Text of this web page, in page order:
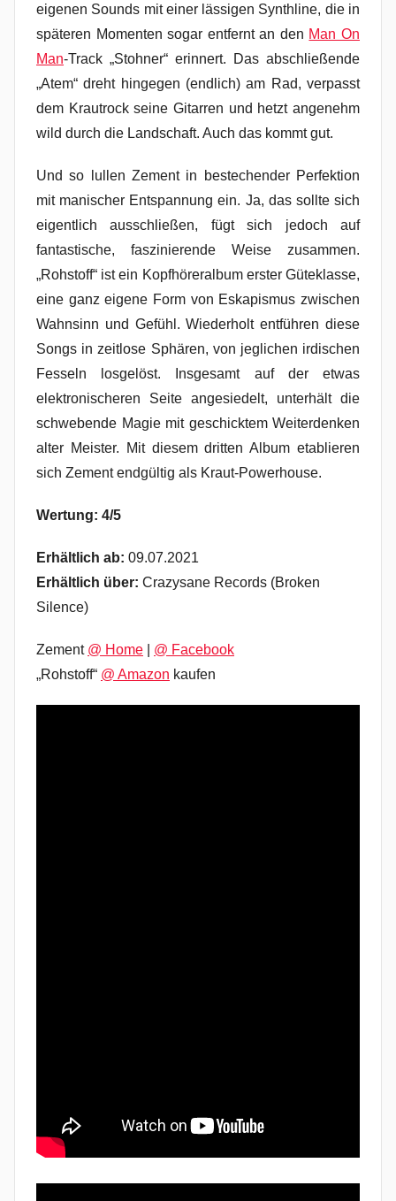
eigenen Sounds mit einer lässigen Synthline, die in
späteren Momenten sogar entfernt an den Man On
Man-Track „Stohner“ erinnert. Das abschließende
„Atem“ dreht hingegen (endlich) am Rad, verpasst
dem Krautrock seine Gitarren und hetzt angenehm
wild durch die Landschaft. Auch das kommt gut.
Und so lullen Zement in bestechender Perfektion
mit manischer Entspannung ein. Ja, das sollte sich
eigentlich ausschließen, fügt sich jedoch auf
fantastische, faszinierende Weise zusammen.
„Rohstoff“ ist ein Kopfhöreralbum erster Güteklasse,
eine ganz eigene Form von Eskapismus zwischen
Wahnsinn und Gefühl. Wiederholt entführen diese
Songs in zeitlose Sphären, von jeglichen irdischen
Fesseln losgelöst. Insgesamt auf der etwas
elektronischeren Seite angesiedelt, unterhält die
schwebende Magie mit geschicktem Weiterdenken
alter Meister. Mit diesem dritten Album etablieren
sich Zement endgültig als Kraut-Powerhouse.
Wertung: 4/5
Erhältlich ab: 09.07.2021
Erhältlich über: Crazysane Records (Broken
Silence)
Zement @ Home
@ Facebook
„Rohstoff“ @ Amazon kaufen